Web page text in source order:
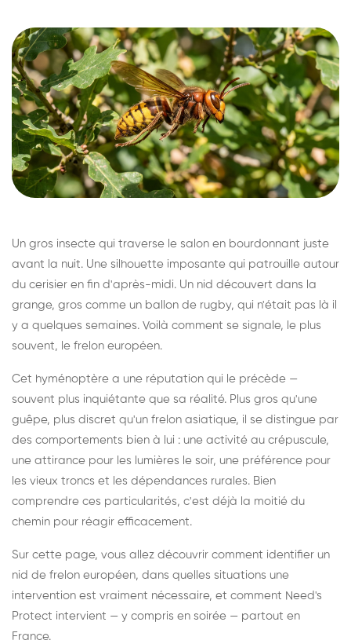
Un gros insecte qui traverse le salon en bourdonnant juste
avant la nuit. Une silhouette imposante qui patrouille autour
du cerisier en fin d'après-midi. Un nid découvert dans la
grange, gros comme un ballon de rugby, qui n'était pas là il
y a quelques semaines. Voilà comment se signale, le plus
souvent, le frelon européen.
Cet hyménoptère a une réputation qui le précède —
souvent plus inquiétante que sa réalité. Plus gros qu'une
guêpe, plus discret qu'un frelon asiatique, il se distingue par
des comportements bien à lui : une activité au crépuscule,
une attirance pour les lumières le soir, une préférence pour
les vieux troncs et les dépendances rurales. Bien
comprendre ces particularités, c'est déjà la moitié du
chemin pour réagir efficacement.
Sur cette page, vous allez découvrir comment identifier un
nid de frelon européen, dans quelles situations une
intervention est vraiment nécessaire, et comment Need's
Protect intervient — y compris en soirée — partout en
France.